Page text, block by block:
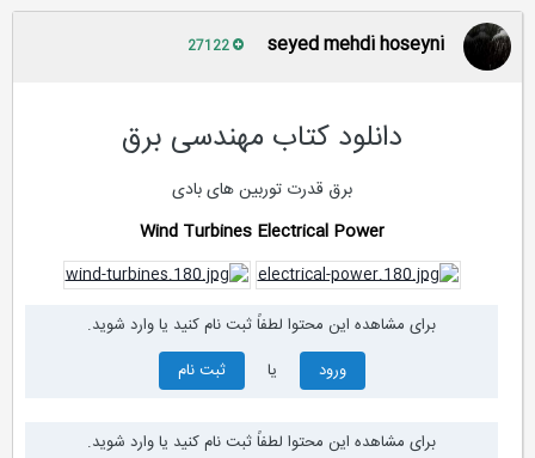
seyed mehdi hoseyni
دانلود کتاب مهندسی برق
برق قدرتتوربین های بادی
Wind TurbinesElectrical Power
برای مشاهده این محتوا لطفاً ثبت نام کنید یا وارد شوید.
ورود
ثبت نام
برای مشاهده این محتوا لطفاً ثبت نام کنید یا وارد شوید.